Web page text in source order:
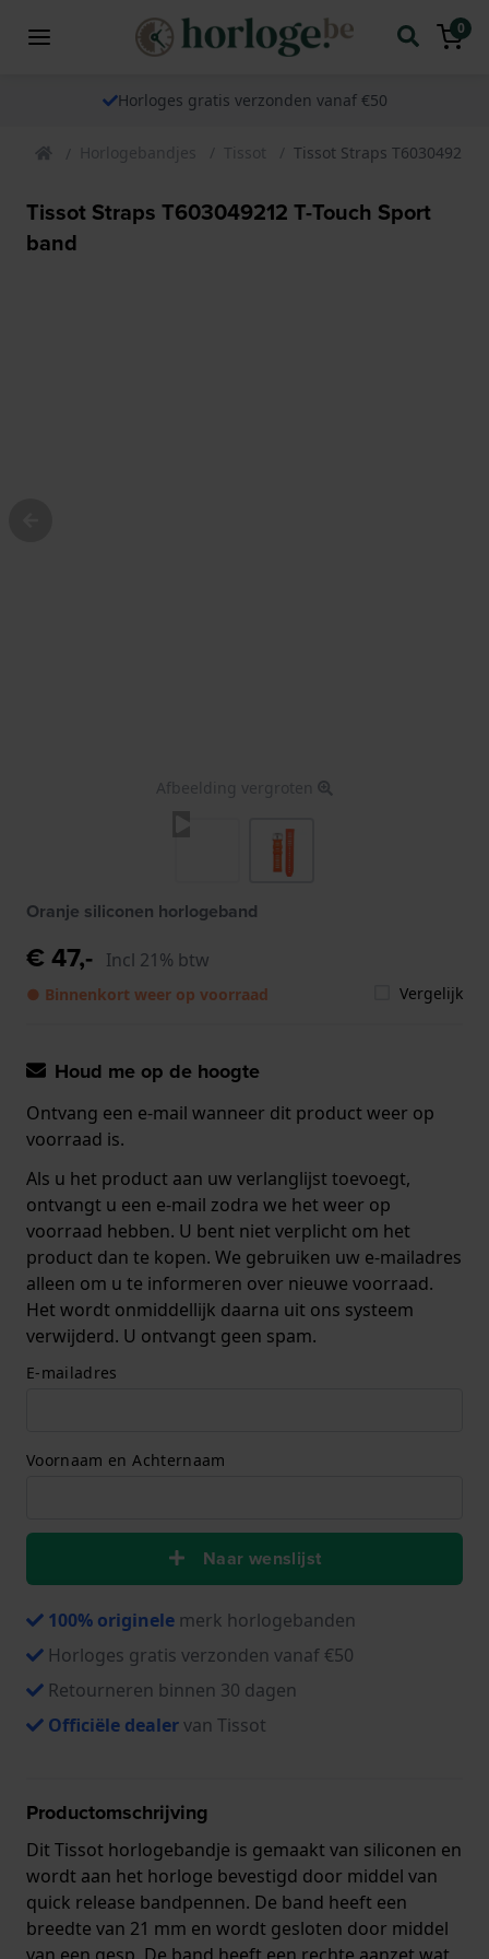
0
Horloges gratis verzonden vanaf €50
Horlogebandjes Tissot Tissot Straps T603049212
Tissot Straps T603049212 T-Touch Sport
band
Afbeelding vergroten
Oranje siliconen horlogeband
€ 47,- Incl 21% btw
● Binnenkort weer op voorraad Vergelijk
Houd me op de hoogte
Ontvang een e-mail wanneer dit product weer op
voorraad is.
Als u het product aan uw verlanglijst toevoegt,
ontvangt u een e-mail zodra we het weer op
voorraad hebben. U bent niet verplicht om het
product dan te kopen. We gebruiken uw e-mailadres
alleen om u te informeren over nieuwe voorraad.
Het wordt onmiddellijk daarna uit ons systeem
verwijderd. U ontvangt geen spam.
E-mailadres
Voornaam en Achternaam
Naar wenslijst
100% originele merk horlogebanden
Horloges gratis verzonden vanaf €50
Retourneren binnen 30 dagen
Officiële dealervan Tissot
Productomschrijving
Dit Tissot horlogebandje is gemaakt van siliconen en
wordt aan het horloge bevestigd door middel van
quick release bandpennen. De band heeft een
breedte van 21 mm en wordt gesloten door middel